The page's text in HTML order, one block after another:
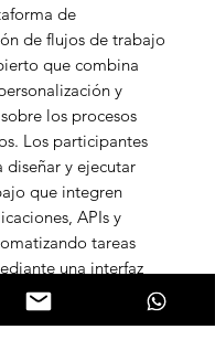
de
de flujos de trabajo
que combina
y
los procesos
Los participantes
diseñar y ejecutar
que integren
APIs y
tareas
una interfaz
y la posibilidad de
personalizada con